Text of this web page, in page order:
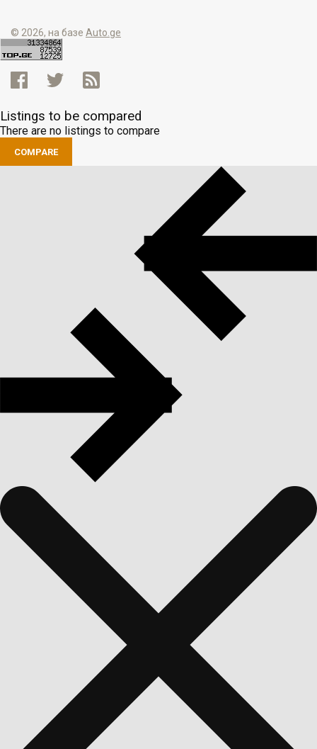
© 2026, на базе Auto.ge
Listings to be compared
There are no listings to compare
COMPARE